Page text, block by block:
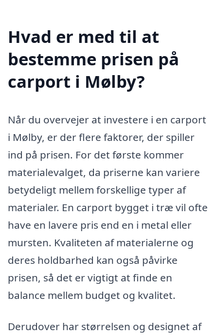
Hvad er med til at
bestemme prisen på
carport i Mølby?
Når du overvejer at investere i en carport
i Mølby, er der flere faktorer, der spiller
ind på prisen. For det første kommer
materialevalget, da priserne kan variere
betydeligt mellem forskellige typer af
materialer. En carport bygget i træ vil ofte
have en lavere pris end en i metal eller
mursten. Kvaliteten af materialerne og
deres holdbarhed kan også påvirke
prisen, så det er vigtigt at finde en
balance mellem budget og kvalitet.
Derudover har størrelsen og designet af